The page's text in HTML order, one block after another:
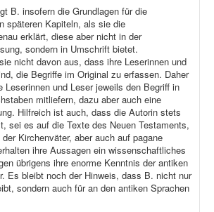
B. insofern die Grundlagen für die
späteren Kapiteln, als sie die
erklärt, diese aber nicht in der
sondern in Umschrift bietet.
nicht davon aus, dass ihre Leserinnen und
die Begriffe im Original zu erfassen. Daher
Leserinnen und Leser jeweils den Begriff in
mitliefern, dazu aber auch eine
Hilfreich ist auch, dass die Autorin stets
sei es auf die Texte des Neuen Testaments,
Kirchenväter, aber auch auf pagane
ihre Aussagen ein wissenschaftliches
übrigens ihre enorme Kenntnis der antiken
Es bleibt noch der Hinweis, dass B. nicht nur
sondern auch für an den antiken Sprachen